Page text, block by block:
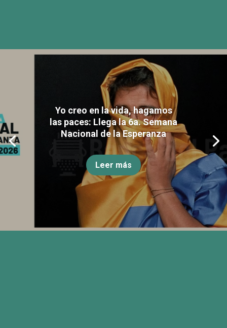
Yo creo en la vida, hagamos
las paces: Llega la 6a. Semana
Nacional de la Esperanza
Leer más